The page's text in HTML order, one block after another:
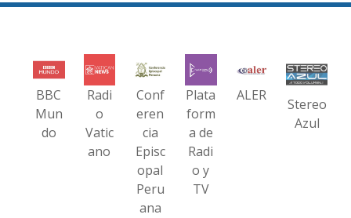
BBC
Mun
do
Radi
o
Vatic
ano
Conf
eren
cia
Episc
opal
Peru
ana
Plata
form
a de
Radi
o y
TV
ALER
Stereo
Azul